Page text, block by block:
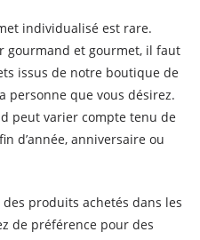
individualisé est rare.
gourmand et gourmet, il faut
issus de notre boutique de
personne que vous désirez.
peut varier compte tenu de
d’année, anniversaire ou
produits achetés dans les
de préférence pour des